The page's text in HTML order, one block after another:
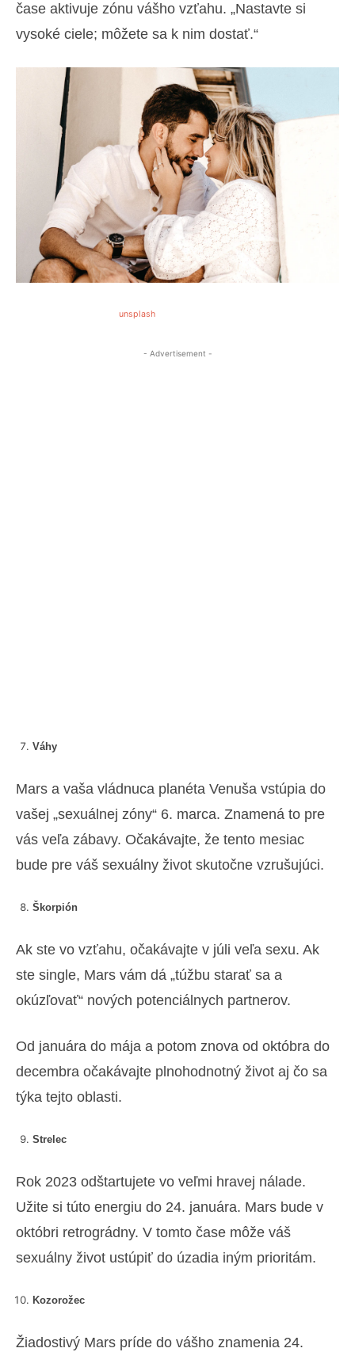
čase aktivuje zónu vášho vzťahu. „Nastavte si
vysoké ciele; môžete sa k nim dostať.“
unsplash
- Advertisement -
Váhy
Mars a vaša vládnuca planéta Venuša vstúpia do
vašej „sexuálnej zóny“ 6. marca. Znamená to pre
vás veľa zábavy. Očakávajte, že tento mesiac
bude pre váš sexuálny život skutočne vzrušujúci.
Škorpión
Ak ste vo vzťahu, očakávajte v júli veľa sexu. Ak
ste single, Mars vám dá „túžbu starať sa a
okúzľovať“ nových potenciálnych partnerov.
Od januára do mája a potom znova od októbra do
decembra očakávajte plnohodnotný život aj čo sa
týka tejto oblasti.
Strelec
Rok 2023 odštartujete vo veľmi hravej nálade.
Užite si túto energiu do 24. januára. Mars bude v
októbri retrográdny. V tomto čase môže váš
sexuálny život ustúpiť do úzadia iným prioritám.
Kozorožec
Žiadostivý Mars príde do vášho znamenia 24.